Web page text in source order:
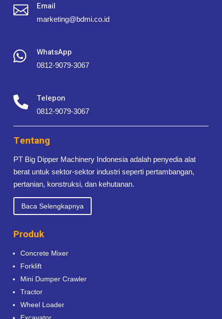
 Email
marketing@bdmi.co.id
 WhatsApp
0812-9079-3067
 Telepon
0812-9079-3067
Tentang
PT Big Dipper Machinery Indonesia adalah penyedia alat
berat untuk sektor-sektor industri seperti pertambangan,
pertanian, konstruksi, dan kehutanan.
Baca Selengkapnya
Produk
Concrete Mixer
Forklift
Mini Dumper Crawler
Tractor
Wheel Loader
Excavator